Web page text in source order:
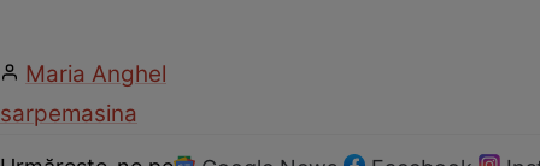
Maria Anghel
sarpemasina